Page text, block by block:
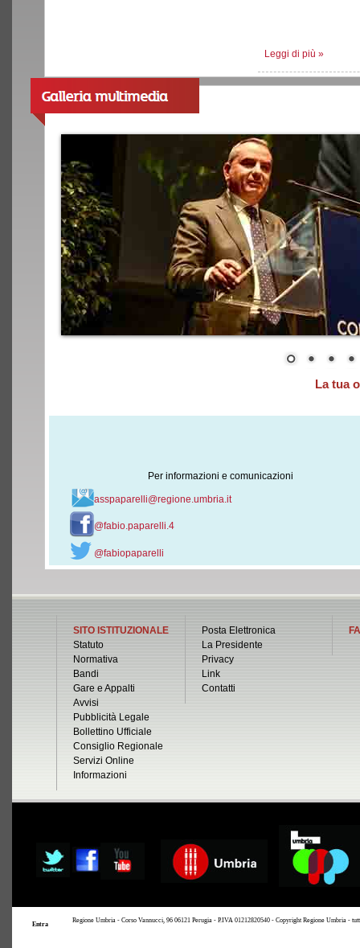
Leggi di più »
La tua
Per informazioni e comunicazioni
asspaparelli@regione.umbria.it
@fabio.paparelli.4
@fabiopaparelli
SITO ISTITUZIONALE
Statuto
Normativa
Bandi
Gare e Appalti
Avvisi
Pubblicità Legale
Bollettino Ufficiale
Consiglio Regionale
Servizi Online
Informazioni
Posta Elettronica
La Presidente
Privacy
Link
Contatti
Entra
Regione Umbria - Corso Vannucci, 96 06121 Perugia - P.IVA 01212820540 - Copyright Regione Umbria -